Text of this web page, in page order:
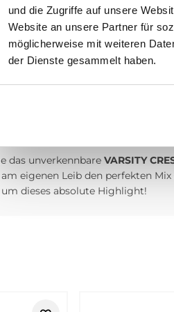
und die Zugriffe auf unsere
Website an unsere Partner für
möglicherweise mit weiteren
der Dienste gesammelt haben.
Deine Lieferung kostet nur 4,99 €
Die Rückgabe der Artikel ist
an und entscheide erst dann.
neues Lieblings-
das unverkennbare VARSITY
eigenen Leib den perfekten
dieses absolute Highlight!
gepflegten Look, der